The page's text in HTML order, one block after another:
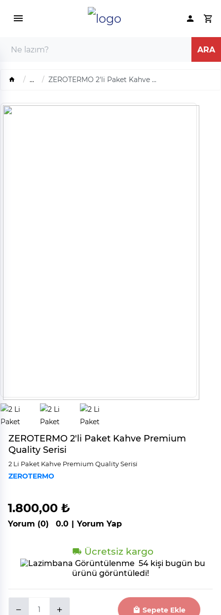
... ZEROTERMO 2'li Paket Kahve ...
ZEROTERMO 2'li Paket Kahve Premium
Quality Serisi
2 Li̇ Paket Kahve Premi̇um Quali̇ty Seri̇si̇
ZEROTERMO
1.800,00 ₺
Yorum (0) 0.0 | Yorum Yap
Ücretsiz kargo
54 kişi bugün bu
ürünü görüntüledi!
Sepete Ekle